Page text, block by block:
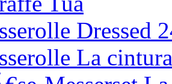
Dressed
La